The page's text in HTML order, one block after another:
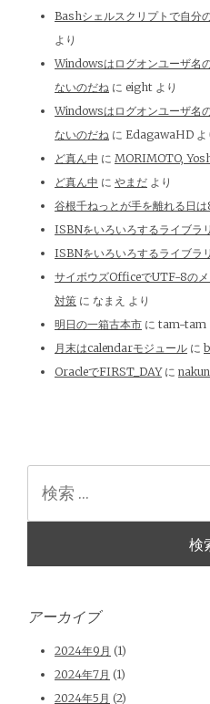
Bashシェルスクリプトで自分
より
Windowsはログオンユーザ名
ないのだね に eight より
Windowsはログオンユーザ名
ないのだね に EdagawaHD よ
ど真ん中 に MORIMOTO,
ど真ん中 に やまだ より
谷根千ねっとが手を離れる日は
ISBNをいろいろするライブラリ
ISBNをいろいろするライブラリ
サイボウズOfficeでUTF-8の
対策 に なまえ より
明日の一箱古本市 に tam-tam
月末はcalendarモジュール に
OracleでFIRST_DAYに
アーカイブ
2024年9月 (1)
2024年7月 (1)
2024年5月 (2)